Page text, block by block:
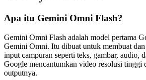
Apa itu Gemini Omni Flash?
Gemini Omni Flash adalah model pertama
Gemini Omni. Itu dibuat untuk membuat
input campuran seperti teks, gambar, audio,
Google mencantumkan video resolusi tinggi
outputnya.